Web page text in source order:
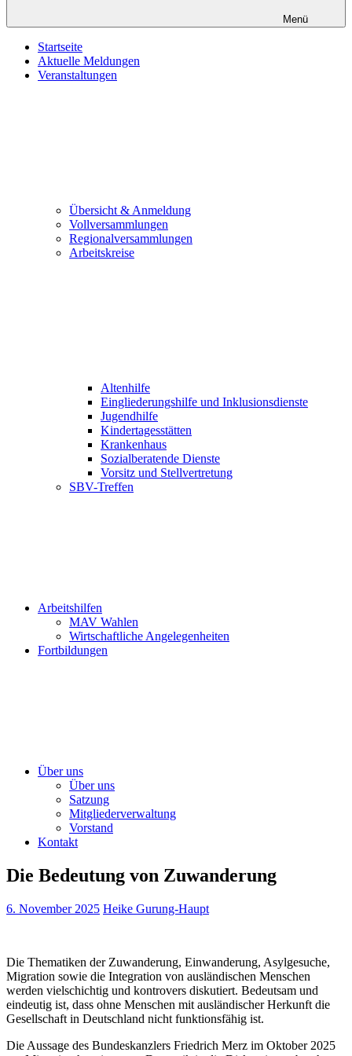
Menü
Startseite
Aktuelle Meldungen
Veranstaltungen
Übersicht & Anmeldung
Vollversammlungen
Regionalversammlungen
Arbeitskreise
Altenhilfe
Eingliederungshilfe und Inklusionsdienste
Jugendhilfe
Kindertagesstätten
Krankenhaus
Sozialberatende Dienste
Vorsitz und Stellvertretung
SBV-Treffen
Arbeitshilfen
MAV Wahlen
Wirtschaftliche Angelegenheiten
Fortbildungen
Über uns
Über uns
Satzung
Mitgliederverwaltung
Vorstand
Kontakt
Die Bedeutung von Zuwanderung
6. November 2025 Heike Gurung-Haupt
Die Thematiken der Zuwanderung, Einwanderung, Asylgesuche,
Migration sowie die Integration von ausländischen Menschen
werden vielschichtig und kontrovers diskutiert. Bedeutsam und
eindeutig ist, dass ohne Menschen mit ausländischer Herkunft die
Gesellschaft in Deutschland nicht funktionsfähig ist.
Die Aussage des Bundeskanzlers Friedrich Merz im Oktober 2025